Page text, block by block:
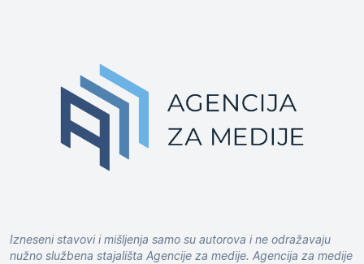
Izneseni stavovi i mišljenja samo su autorova i ne odražavaju
nužno službena stajališta Agencije za medije. Agencija za medije